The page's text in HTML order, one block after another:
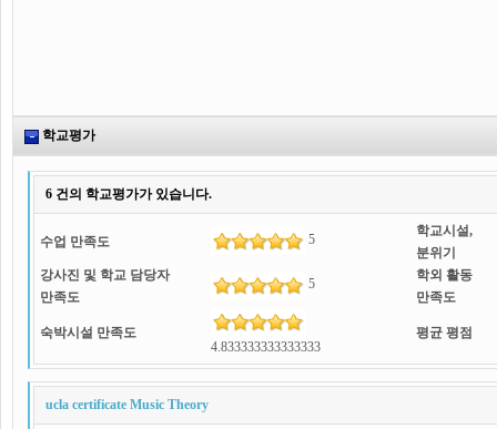
학교평가
6 건의 학교평가가 있습니다.
수업 만족도 5
학교시설,
분위기
강사진 및 학교 담당자
만족도
5
학외 활동
만족도
숙박시설 만족도
4.833333333333333
평균 평점
ucla certificate Music Theory